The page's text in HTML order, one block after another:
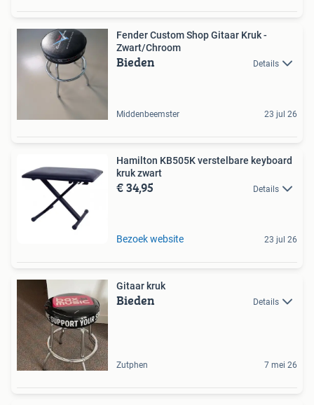
Fender Custom Shop Gitaar Kruk -
Zwart/Chroom
Bieden Details
Middenbeemster 23 jul 26
Hamilton KB505K verstelbare keyboard
kruk zwart
€ 34,95 Details
Bezoek website 23 jul 26
Gitaar kruk
Bieden Details
Zutphen 7 mei 26